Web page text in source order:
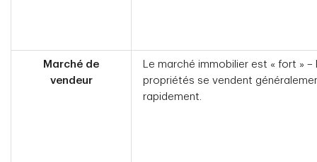
Marché de
vendeur
Le marché immobilier est « fort » –
propriétés se vendent
rapidement.